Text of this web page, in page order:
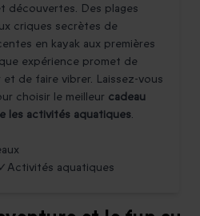
découvertes. Des plages
criques secrètes de
en kayak aux premières
expérience promet de
de faire vibrer. Laissez-vous
choisir le meilleur cadeau
les activités aquatiques.
aquatiques